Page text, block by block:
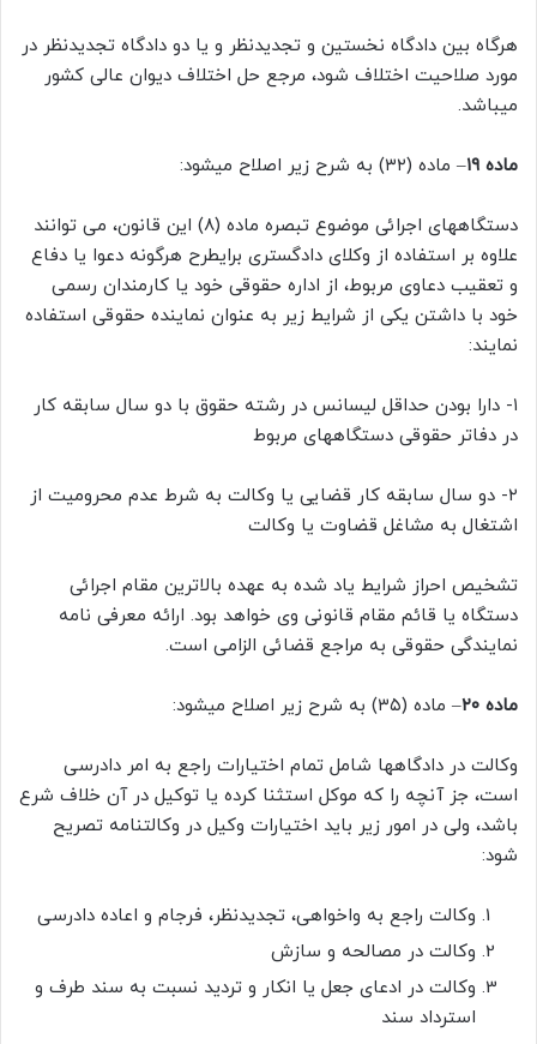
هرگاه بین دادگاه نخستین و تجدیدنظر و یا دو دادگاه تجدیدنظر در
مورد صلاحیت اختلاف شود، مرجع حل اختلاف دیوان عالی کشور
میباشد.
ماده ۱۹ – ماده (۳۲) به شرح زیر اصلاح میشود:
دستگاههای اجرائی موضوع تبصره ماده (۸) این قانون، می توانند
علاوه بر استفاده از وکلای دادگستری برایطرح هرگونه دعوا یا دفاع
و تعقیب دعاوی مربوط، از اداره حقوقی خود یا کارمندان رسمی
خود با داشتن یکی از شرایط زیر به عنوان نماینده حقوقی استفاده
نمایند:
۱- دارا بودن حداقل لیسانس در رشته حقوق با دو سال سابقه کار
در دفاتر حقوقی دستگاههای مربوط
۲- دو سال سابقه کار قضایی یا وکالت به شرط عدم محرومیت از
اشتغال به مشاغل قضاوت یا وکالت
تشخیص احراز شرایط یاد شده به عهده بالاترین مقام اجرائی
دستگاه یا قائم مقام قانونی وی خواهد بود. ارائه معرفی نامه
نمایندگی حقوقی به مراجع قضائی الزامی است.
ماده ۲۰ – ماده (۳۵) به شرح زیر اصلاح میشود:
وکالت در دادگاهها شامل تمام اختیارات راجع به امر دادرسی
است، جز آنچه را که موکل استثنا کرده یا توکیل در آن خلاف شرع
باشد، ولی در امور زیر باید اختیارات وکیل در وکالتنامه تصریح
شود:
وکالت راجع به واخواهی، تجدیدنظر، فرجام و اعاده دادرسی
وکالت در مصالحه و سازش
وکالت در ادعای جعل یا انکار و تردید نسبت به سند طرف و
استرداد سند